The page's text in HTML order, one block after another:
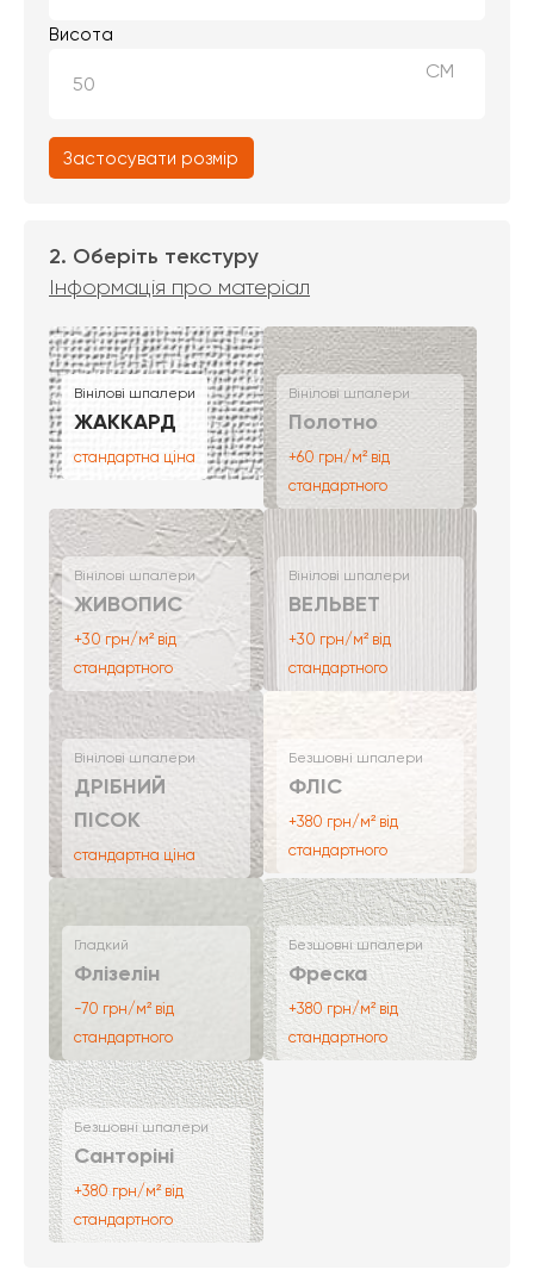
Висота
СМ
Застосувати розмір
2. Оберіть текстуру
Інформація про матеріал
Вінілові шпалери
ЖАККАРД
стандартна ціна
Вінілові шпалери
Полотно
+60 грн/м² від
стандартного
Вінілові шпалери
ЖИВОПИС
+30 грн/м² від
стандартного
Вінілові шпалери
ВЕЛЬВЕТ
+30 грн/м² від
стандартного
Вінілові шпалери
ДРІБНИЙ
ПІСОК
стандартна ціна
Безшовні шпалери
ФЛІС
+380 грн/м² від
стандартного
Гладкий
Флізелін
-70 грн/м² від
стандартного
Безшовні шпалери
Фреска
+380 грн/м² від
стандартного
Безшовні шпалери
Санторіні
+380 грн/м² від
стандартного